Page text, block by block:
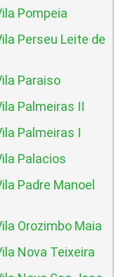
Pompeia
Perseu Leite de
Paraiso
Palmeiras II
Palmeiras I
Palacios
Padre Manoel
Orozimbo Maia
Nova Teixeira